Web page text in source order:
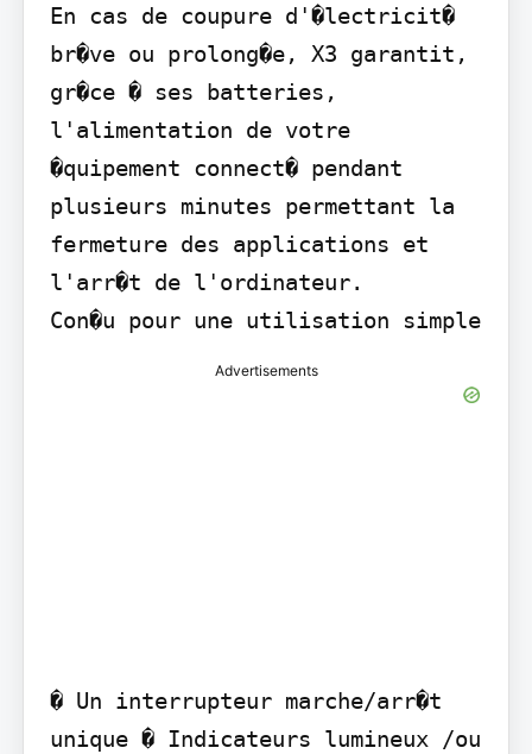
En cas de coupure d'�lectricit�
br�ve ou prolong�e, X3 garantit,
gr�ce � ses batteries,
l'alimentation de votre
�quipement connect� pendant
plusieurs minutes permettant la
fermeture des applications et
l'arr�t de l'ordinateur.
Con�u pour une utilisation simple
Advertisements
� Un interrupteur marche/arr�t
unique � Indicateurs lumineux /ou